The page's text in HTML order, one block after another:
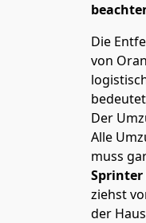
Die
von
Der
Alle
muss
Sprinter
ziehst
der